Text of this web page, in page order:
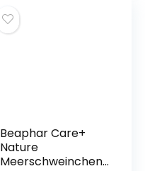
Beaphar Care+
Nature
Meerschweinchen